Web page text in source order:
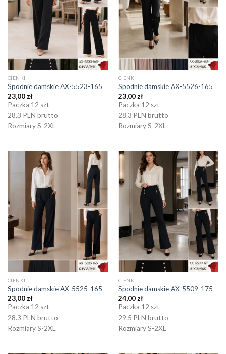
CIENKI
Spodnie damskie AX-5523-165
23,00 zł
Paczka 12 szt
28.3 PLN brutto
Rozmiary S-2XL
CIENKI
Spodnie damskie AX-5526-165
23,00 zł
Paczka 12 szt
28.3 PLN brutto
Rozmiary S-2XL
CIENKI
Spodnie damskie AX-5525-165
23,00 zł
Paczka 12 szt
28.3 PLN brutto
Rozmiary S-2XL
CIENKI
Spodnie damskie AX-5509-175
24,00 zł
Paczka 12 szt
29.5 PLN brutto
Rozmiary S-2XL